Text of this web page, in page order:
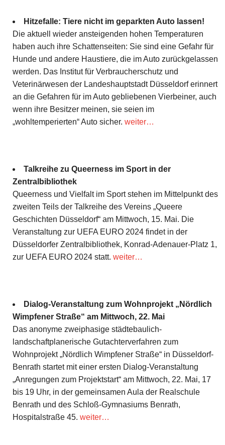
Hitzefalle: Tiere nicht im geparkten Auto lassen!
Die aktuell wieder ansteigenden hohen Temperaturen
haben auch ihre Schattenseiten: Sie sind eine Gefahr für
Hunde und andere Haustiere, die im Auto zurückgelassen
werden. Das Institut für Verbraucherschutz und
Veterinärwesen der Landeshauptstadt Düsseldorf erinnert
an die Gefahren für im Auto gebliebenen Vierbeiner, auch
wenn ihre Besitzer meinen, sie seien im
„wohltemperierten“ Auto sicher. weiter…
Talkreihe zu Queerness im Sport in der
Zentralbibliothek
Queerness und Vielfalt im Sport stehen im Mittelpunkt des
zweiten Teils der Talkreihe des Vereins „Queere
Geschichten Düsseldorf“ am Mittwoch, 15. Mai. Die
Veranstaltung zur UEFA EURO 2024 findet in der
Düsseldorfer Zentralbibliothek, Konrad-Adenauer-Platz 1,
zur UEFA EURO 2024 statt. weiter…
Dialog-Veranstaltung zum Wohnprojekt „Nördlich
Wimpfener Straße“ am Mittwoch, 22. Mai
Das anonyme zweiphasige städtebaulich-
landschaftplanerische Gutachterverfahren zum
Wohnprojekt „Nördlich Wimpfener Straße“ in Düsseldorf-
Benrath startet mit einer ersten Dialog-Veranstaltung
„Anregungen zum Projektstart“ am Mittwoch, 22. Mai, 17
bis 19 Uhr, in der gemeinsamen Aula der Realschule
Benrath und des Schloß-Gymnasiums Benrath,
Hospitalstraße 45. weiter…